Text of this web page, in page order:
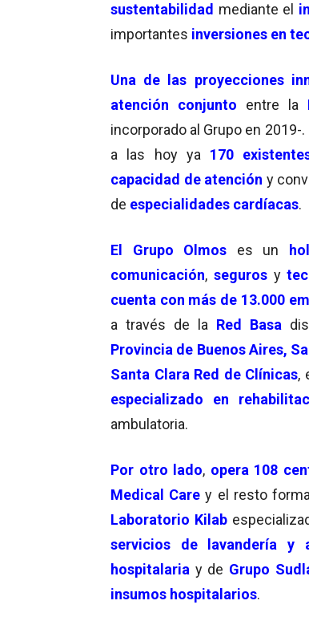
sustentabilidad mediante el
importantes inversiones en
Una de las proyecciones
atención conjunto
entre la
incorporado al Grupo en
a las hoy ya 170
capacidad de atención y
de especialidades cardíacas.
El Grupo Olmos es un
comunicación, seguros y
cuenta con más de 13.000
a través de la Red Basa
Provincia de Buenos Aires,
Santa Clara Red de Clínicas,
especializado en
ambulatoria.
Por otro lado, opera 108
Medical Care y el resto
Laboratorio Kilab
servicios de lavandería y
hospitalaria y de Grupo
insumos hospitalarios.